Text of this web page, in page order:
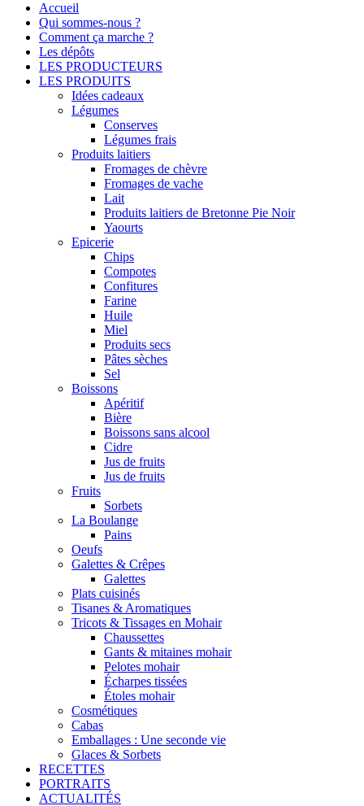
Accueil
Qui sommes-nous ?
Comment ça marche ?
Les dépôts
LES PRODUCTEURS
LES PRODUITS
Idées cadeaux
Légumes
Conserves
Légumes frais
Produits laitiers
Fromages de chèvre
Fromages de vache
Lait
Produits laitiers de Bretonne Pie Noir
Yaourts
Epicerie
Chips
Compotes
Confitures
Farine
Huile
Miel
Produits secs
Pâtes sèches
Sel
Boissons
Apéritif
Bière
Boissons sans alcool
Cidre
Jus de fruits
Jus de fruits
Fruits
Sorbets
La Boulange
Pains
Oeufs
Galettes & Crêpes
Galettes
Plats cuisinés
Tisanes & Aromatiques
Tricots & Tissages en Mohair
Chaussettes
Gants & mitaines mohair
Pelotes mohair
Écharpes tissées
Étoles mohair
Cosmétiques
Cabas
Emballages : Une seconde vie
Glaces & Sorbets
RECETTES
PORTRAITS
ACTUALITÉS